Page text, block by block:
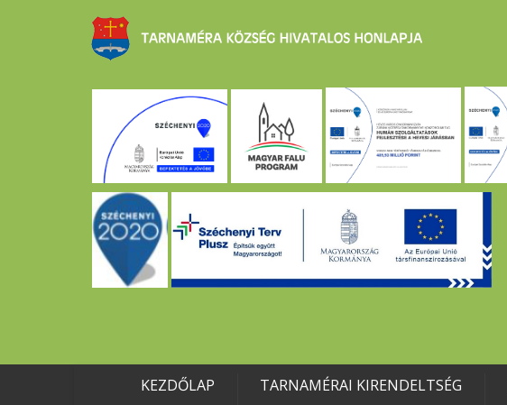
KEZDŐLAP TARNAMÉRAI KIRENDELTSÉG